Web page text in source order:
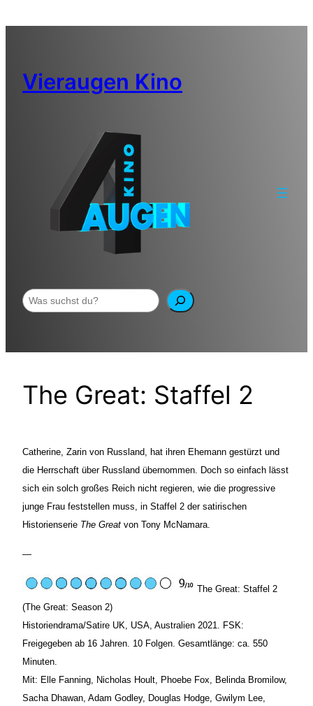
Vieraugen Kino
Suchen
The Great: Staffel 2
Catherine, Zarin von Russland, hat ihren Ehemann gestürzt und
die Herrschaft über Russland übernommen. Doch so einfach lässt
sich ein solch großes Reich nicht regieren, wie die progressive
junge Frau feststellen muss, in Staffel 2 der satirischen
Historienserie The Great von Tony McNamara.
—
The Great: Staffel 2
(The Great: Season 2)
Historiendrama/Satire UK, USA, Australien 2021. FSK:
Freigegeben ab 16 Jahren. 10 Folgen. Gesamtlänge: ca. 550
Minuten.
Mit: Elle Fanning, Nicholas Hoult, Phoebe Fox, Belinda Bromilow,
Sacha Dhawan, Adam Godley, Douglas Hodge, Gwilym Lee,